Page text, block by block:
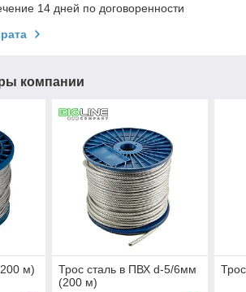
14 дней по договоренности
компании
м)
Трос сталь в ПВХ d-5/6мм
(200 м)